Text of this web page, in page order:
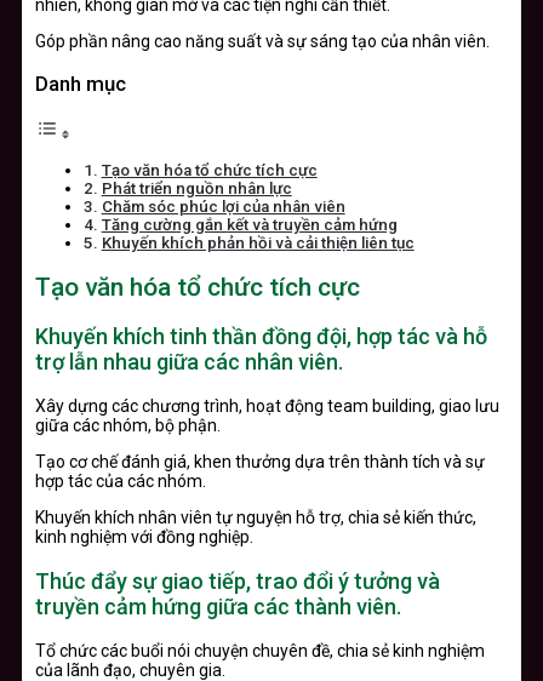
nhiên, không gian mở và các tiện nghi cần thiết.
Góp phần nâng cao năng suất và sự sáng tạo của nhân viên.
Danh mục
Tạo văn hóa tổ chức tích cực
Phát triển nguồn nhân lực
Chăm sóc phúc lợi của nhân viên
Tăng cường gắn kết và truyền cảm hứng
Khuyến khích phản hồi và cải thiện liên tục
Tạo văn hóa tổ chức tích cực
Khuyến khích tinh thần đồng đội, hợp tác và hỗ
trợ lẫn nhau giữa các nhân viên.
Xây dựng các chương trình, hoạt động team building, giao lưu
giữa các nhóm, bộ phận.
Tạo cơ chế đánh giá, khen thưởng dựa trên thành tích và sự
hợp tác của các nhóm.
Khuyến khích nhân viên tự nguyện hỗ trợ, chia sẻ kiến thức,
kinh nghiệm với đồng nghiệp.
Thúc đẩy sự giao tiếp, trao đổi ý tưởng và
truyền cảm hứng giữa các thành viên.
Tổ chức các buổi nói chuyện chuyên đề, chia sẻ kinh nghiệm
của lãnh đạo, chuyên gia.